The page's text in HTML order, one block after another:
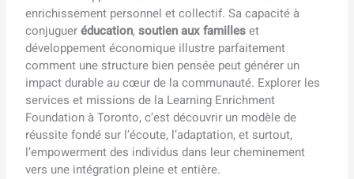
enrichissement personnel et collectif. Sa capacité à
conjugueréducation,soutien aux familleset
développement économique illustre parfaitement
comment une structure bien pensée peut générer un
impact durable au cœur de la communauté. Explorer les
services et missions de la Learning Enrichment
Foundation à Toronto, c’est découvrir un modèle de
réussite fondé sur l’écoute, l’adaptation, et surtout,
l’empowerment des individus dans leur cheminement
vers une intégration pleine et entière.